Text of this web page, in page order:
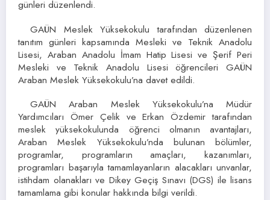
günleri düzenlendi.
GAÜN Meslek Yüksekokulu tarafından düzenlenen
tanıtım günleri kapsamında Mesleki ve Teknik Anadolu
Lisesi, Araban Anadolu İmam Hatip Lisesi ve Şerif Peri
Mesleki ve Teknik Anadolu Lisesi öğrencileri GAÜN
Araban Meslek Yüksekokulu’na davet edildi.
GAÜN Araban Meslek Yüksekokulu’na Müdür
Yardımcıları Ömer Çelik ve Erkan Özdemir tarafından
meslek yüksekokulunda öğrenci olmanın avantajları,
Araban Meslek Yüksekokulu’nda bulunan bölümler,
programlar, programların amaçları, kazanımları,
programları başarıyla tamamlayanların alacakları unvanlar,
istihdam olanakları ve Dikey Geçiş Sınavı (DGS) ile lisans
tamamlama gibi konular hakkında bilgi verildi.